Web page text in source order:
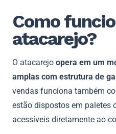
Como
atacarejo?
O atacarejo opera em um
amplas com estrutura de
vendas funciona também
estão dispostos em paletes
acessíveis diretamente ao